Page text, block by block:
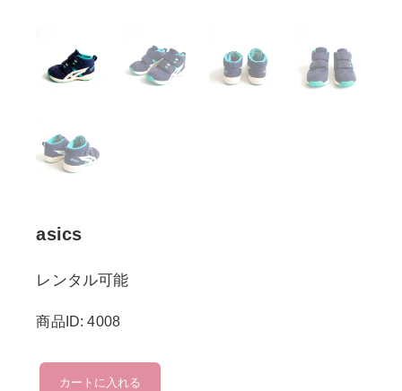
asics
レンタル可能
商品ID: 4008
asicsカートに入れる